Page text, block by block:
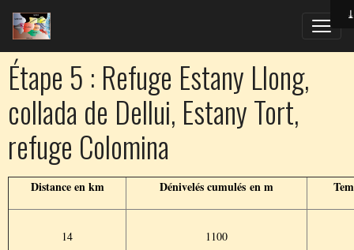
Étape 5 : Refuge Estany Llong,
collada de Dellui, Estany Tort,
refuge Colomina
Distance en km Dénivelés cumulés en m
14 1100